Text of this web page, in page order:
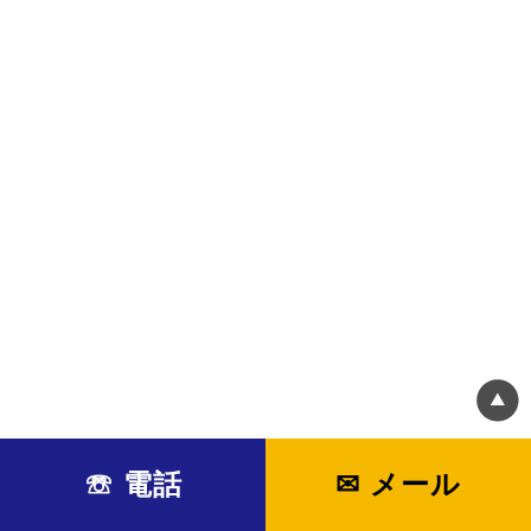
☏ 電話 ✉ メール